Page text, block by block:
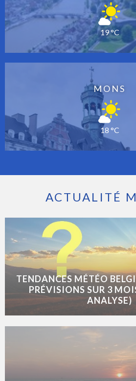
19 °C
MONS
18 °C
ACTUALITÉ
TENDANCES MÉTÉO
PRÉVISIONS SUR 3
ANALYSE)